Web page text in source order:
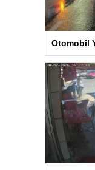
Otomobil